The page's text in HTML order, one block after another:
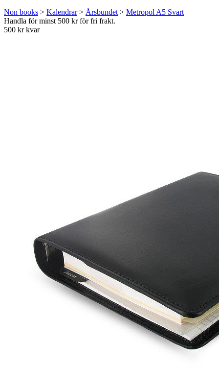
Non books > Kalendrar> Årsbundet > Metropol A5 Svart
Handla för minst 500 kr för fri frakt.
500 kr kvar